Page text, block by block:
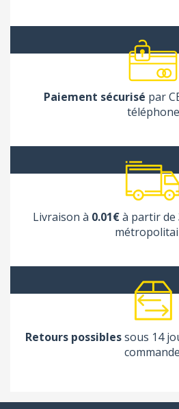
Paiement sécurisé par
téléphone
Livraison à 0.01€à partir de
Retours possiblessous 14